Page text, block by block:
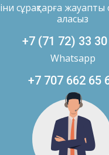
сұрақтарға
аласыз
+7 (71 72) 33
Whatsapp
+7 707 662 65